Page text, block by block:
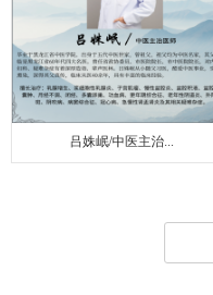
吕姝岷/中医主治...